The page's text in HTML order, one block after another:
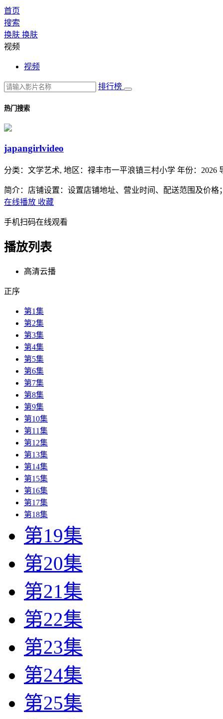
首页
搜索
换肤 换肤
视频
视频
排行榜
热门搜索
japangirlvideo
分类： 文学艺术, 地区： 禄丰市一平浪镇三村小学 年份： 2026
简介：店铺设置：设置店铺地址、营业时间、配送范围及价格
在线播放 收藏
手机扫码在线观看
播放列表
高清云播
正序
第1集
第2集
第3集
第4集
第5集
第6集
第7集
第8集
第9集
第10集
第11集
第12集
第13集
第14集
第15集
第16集
第17集
第18集
第19集
第20集
第21集
第22集
第23集
第24集
第25集